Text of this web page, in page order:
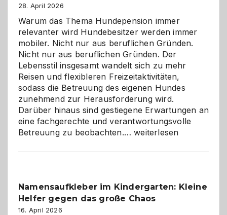
28. April 2026
Warum das Thema Hundepension immer
relevanter wird Hundebesitzer werden immer
mobiler. Nicht nur aus beruflichen Gründen.
Nicht nur aus beruflichen Gründen. Der
Lebensstil insgesamt wandelt sich zu mehr
Reisen und flexibleren Freizeitaktivitäten,
sodass die Betreuung des eigenen Hundes
zunehmend zur Herausforderung wird.
Darüber hinaus sind gestiegene Erwartungen an
eine fachgerechte und verantwortungsvolle
Betreuung zu beobachten.…Betreuung
ist
eine
weiterlesen
Namensaufkleber im Kindergarten: Kleine
Helfer gegen das große Chaos
16. April 2026